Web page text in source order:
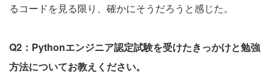
るコードを見る限り、確かにそうだろうと感じた。
Q2：Pythonエンジニア認定試験を受けたきっかけと勉強
方法についてお教えください。